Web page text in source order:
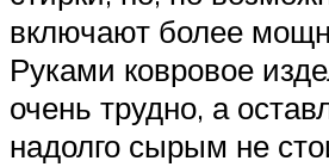
включают более
Руками ковровое
очень трудно, а
надолго сырым не